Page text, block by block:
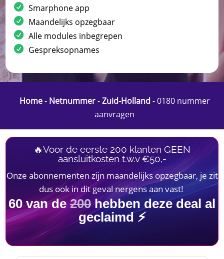
Smarphone app
Maandelijks opzegbaar
Alle modules inbegrepen
Gespreksopnames
Home- Netnummer-Zuid-Holland -0180 nummer
aanvragen
🔥Voor de eerste 200 klanten GEEN
aansluitkosten t.w.v €50,-
Onze abonnementen zijn maandelijks opzegbaar, je zit
dus ook in dit geval nergens aan vast!
60van de200hebben deze deal al
geclaimd ⚡